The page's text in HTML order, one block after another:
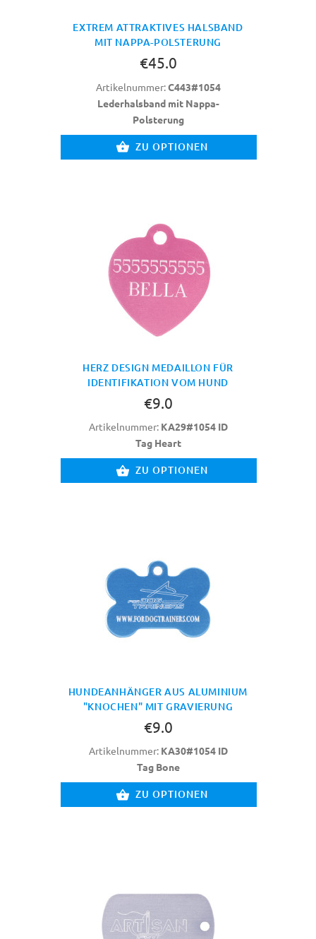
EXTREM ATTRAKTIVES HALSBAND
MIT NAPPA-POLSTERUNG
€45.0
Artikelnummer:C443#1054
Lederhalsband mit Nappa-
Polsterung
ZU OPTIONEN
HERZ DESIGN MEDAILLON FÜR
IDENTIFIKATION VOM HUND
€9.0
Artikelnummer: KA29#1054 ID
Tag Heart
ZU OPTIONEN
HUNDEANHÄNGER AUS ALUMINIUM
"KNOCHEN" MIT GRAVIERUNG
€9.0
Artikelnummer: KA30#1054 ID
Tag Bone
ZU OPTIONEN